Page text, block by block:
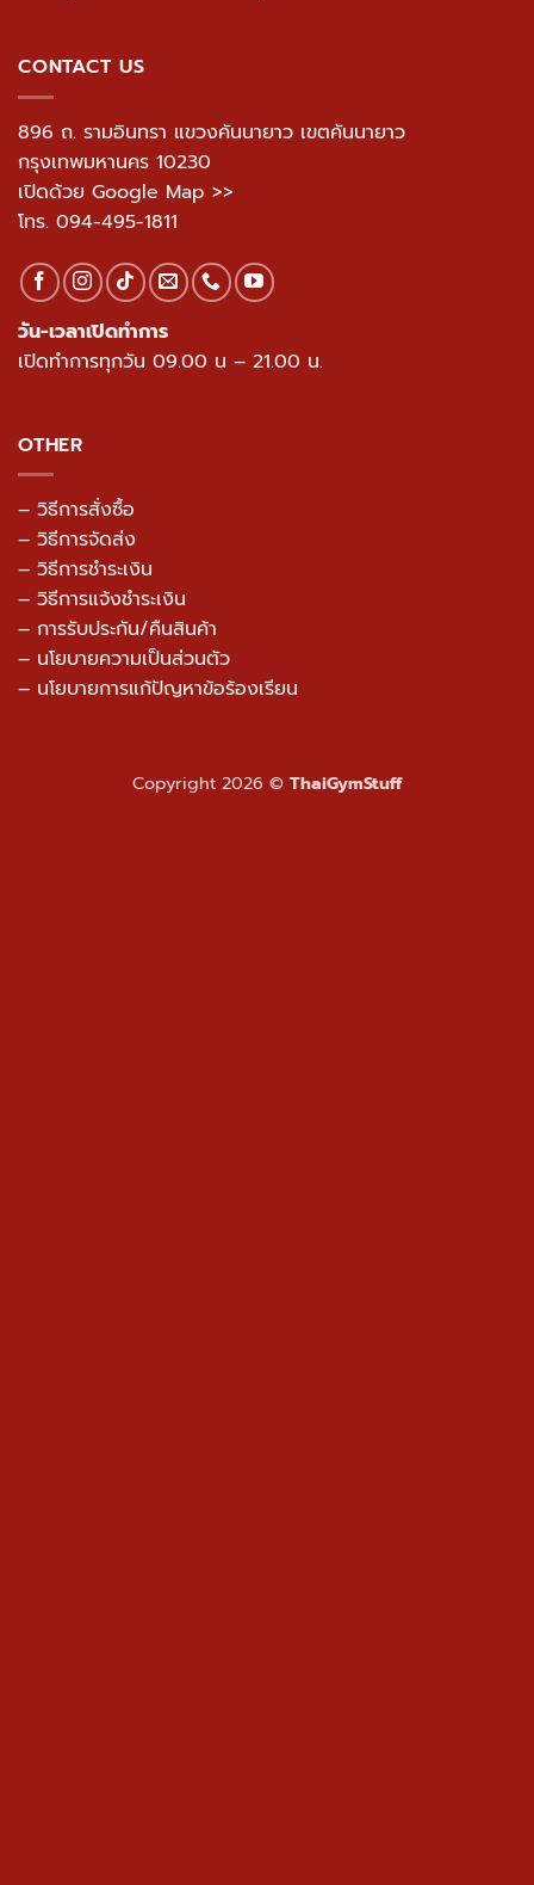
CONTACT US
896 ถ. รามอินทรา แขวงคันนายาว เขตคันนายาว
กรุงเทพมหานคร 10230
เปิดด้วย Google Map >>
โทร. 094-495-1811
วัน-เวลาเปิดทำการ
เปิดทำการทุกวัน 09.00 น – 21.00 น.
OTHER
– วิธีการสั่งซื้อ
– วิธีการจัดส่ง
– วิธีการชำระเงิน
– วิธีการแจ้งชำระเงิน
– การรับประกัน/คืนสินค้า
– นโยบายความเป็นส่วนตัว
– นโยบายการแก้ปัญหาข้อร้องเรียน
Copyright 2026 © ThaiGymStuff